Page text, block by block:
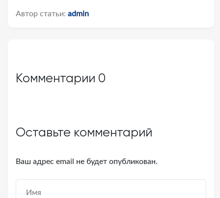
Автор статьи: admin
Комментарии 0
Оставьте комментарий
Ваш адрес email не будет опубликован.